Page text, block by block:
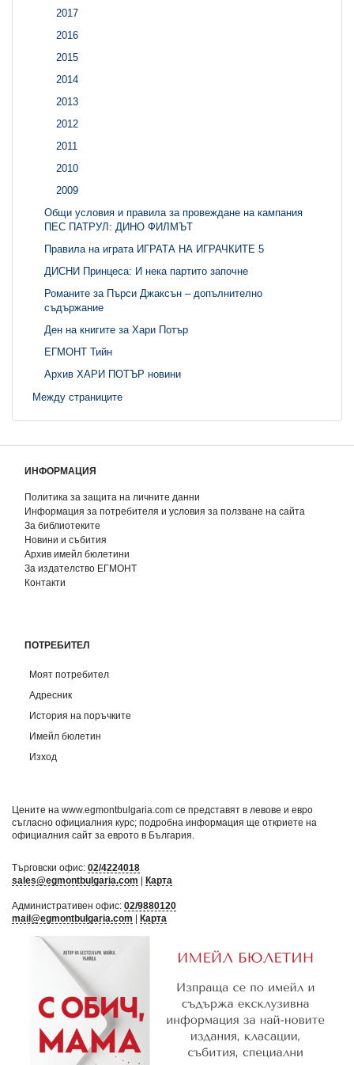
2017
2016
2015
2014
2013
2012
2011
2010
2009
Общи условия и правила за провеждане на кампания
ПЕС ПАТРУЛ: ДИНО ФИЛМЪТ
Правила на играта ИГРАТА НА ИГРАЧКИТЕ 5
ДИСНИ Принцеса: И нека партито започне
Романите за Пърси Джаксън – допълнително
съдържание
Ден на книгите за Хари Потър
ЕГМОНТ Тийн
Архив ХАРИ ПОТЪР новини
Между страниците
ИНФОРМАЦИЯ
Политика за защита на личните данни
Информация за потребителя и условия за ползване на сайта
За библиотеките
Новини и събития
Архив имейл бюлетини
За издателство ЕГМОНТ
Контакти
ПОТРЕБИТЕЛ
Моят потребител
Адресник
История на поръчките
Имейл бюлетин
Изход
Цените на www.egmontbulgaria.com се представят в левове и евро
съгласно официалния курс; подробна информация ще откриете на
официалния сайт за еврото в България
Търговски офис: 02/4224018
sales@egmontbulgaria.com | Карта
Административен офис: 02/9880120
mail@egmontbulgaria.com | Карта